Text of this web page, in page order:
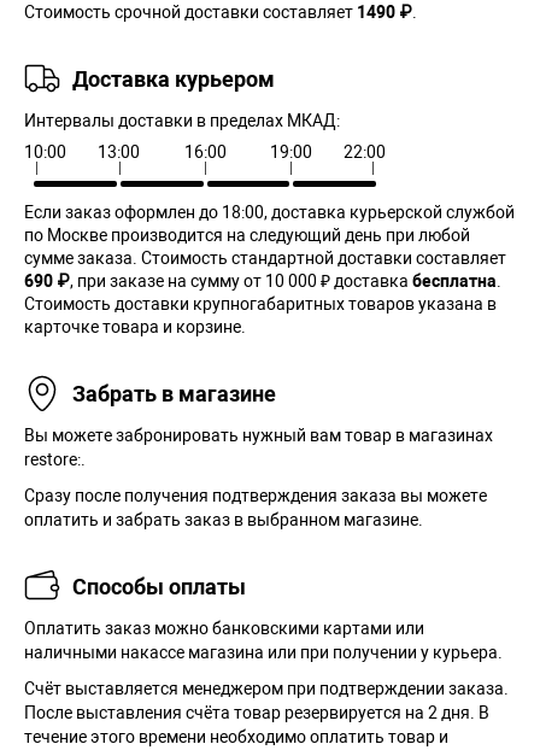
Стоимость срочной доставки составляет 1490 ₽
Доставка курьером
Интервалы доставки в пределах МКАД:
10:00
13:00 16:00 19:00 22:00
Если заказ оформлен до 18:00, доставка курьерской службой
по Москве производится на следующий день при любой
сумме заказа. Cтоимость стандартной доставки составляет
690 ₽, при заказе на сумму от 10 000 ₽ доставка бесплатна
Стоимость доставки крупногабаритных товаров указана в
карточке товара и корзине.
Забрать в магазине
Вы можете забронировать нужный вам товар в магазинах
restore:.
Сразу после получения подтверждения заказа вы можете
оплатить и забрать заказ в выбранном магазине.
Способы оплаты
Оплатить заказ можно банковскими картами или
наличными накассе магазина или при получении у курьера.
Cчёт выставляется менеджером при подтверждении заказа.
После выставления счёта товар резервируется на 2 дня. В
течение этого времени необходимо оплатить товар и